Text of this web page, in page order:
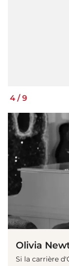
4 /9
Olivia
Si la carrière